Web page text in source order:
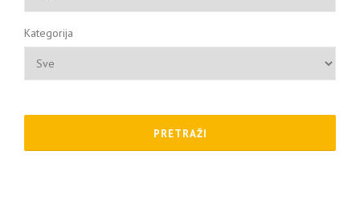
Kategorija